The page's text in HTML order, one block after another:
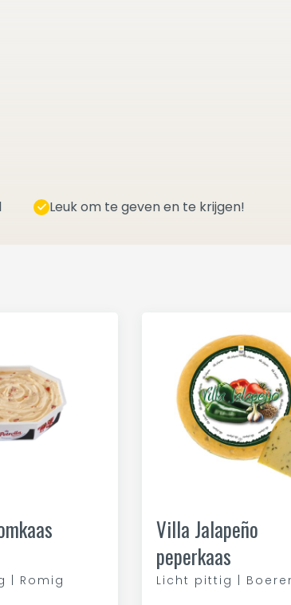
Leuk om te geven en te krijgen!
| Romig
Villa Jalapeño
peperkaas
Licht pittig |